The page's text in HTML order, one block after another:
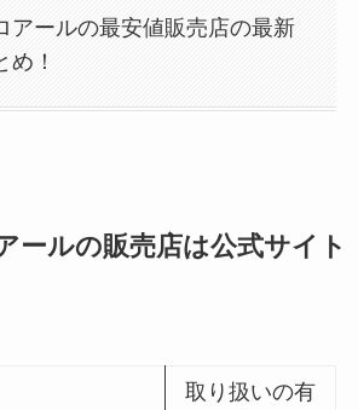
アールの最安値販売店の最新
め！
ールの販売店は公式サイト
取り扱いの有